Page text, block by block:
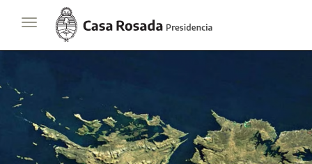
Toggle
navigation
Casa
Rosada
Presidencia
de